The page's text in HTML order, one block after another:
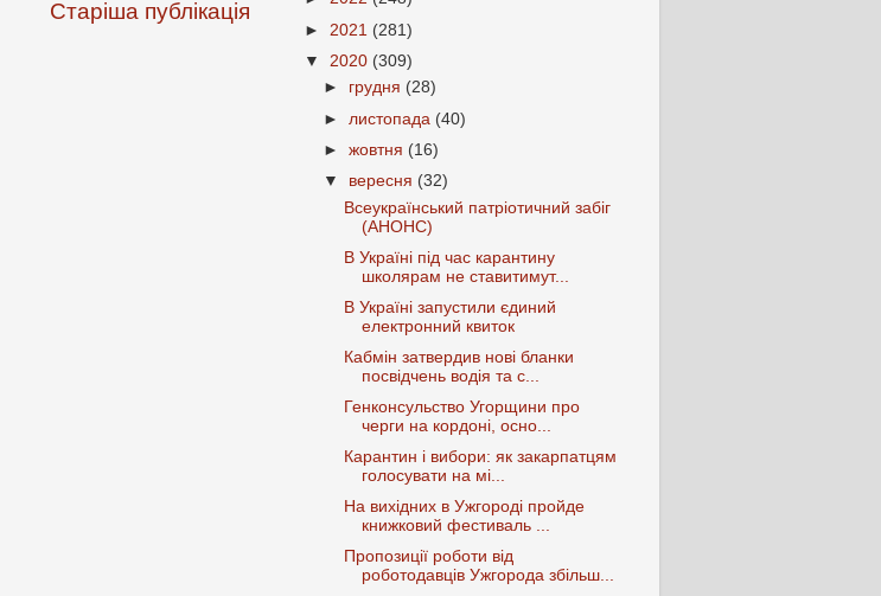
Старіша публікація
► 2021 (281)
▼ 2020 (309)
► грудня (28)
► листопада (40)
►жовтня (16)
▼ вересня (32)
Всеукраїнський патріотичний забіг
(АНОНС)
В Україні під час карантину
школярам не ставитимут...
В Україні запустили єдиний
електронний квиток
Кабмін затвердив нові бланки
посвідчень водія та с...
Генконсульство Угорщини про
черги на кордоні, осно...
Карантин і вибори: як закарпатцям
голосувати на мі...
На вихідних в Ужгороді пройде
книжковий фестиваль ...
Пропозиції роботи від
роботодавців Ужгорода збільш...